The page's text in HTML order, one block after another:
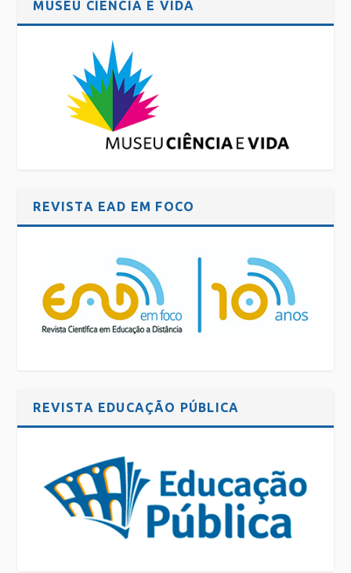
MUSEU CIÊNCIA E VIDA
REVISTA EAD EM FOCO
REVISTA EDUCAÇÃO PÚBLICA